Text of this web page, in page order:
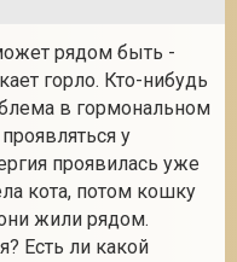
рядом быть -
горло. Кто-нибудь
в гормональном
у
проявилась уже
кота, потом кошку
жили рядом.
Есть ли какой